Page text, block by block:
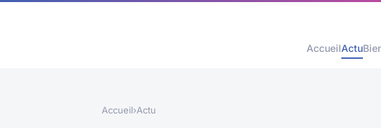
AccueilActu
Accueil›Actu